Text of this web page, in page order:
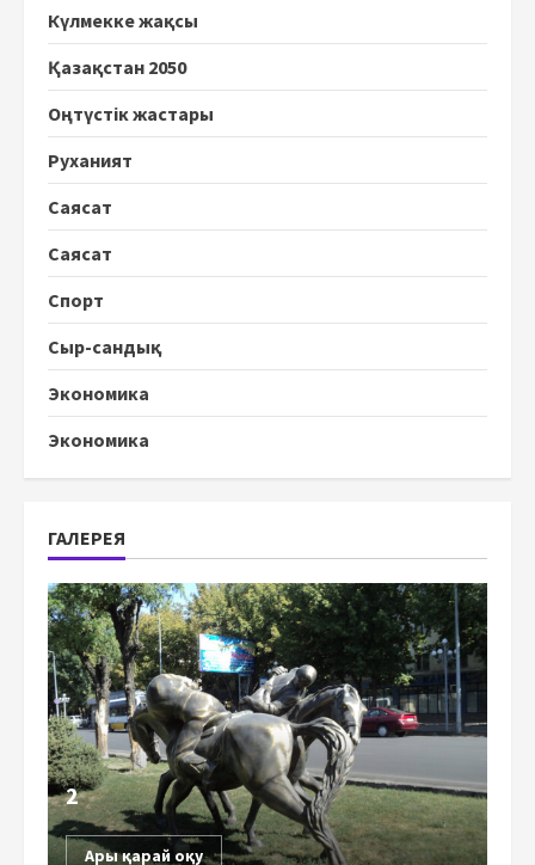
Күлмекке жақсы
Қазақстан 2050
Оңтүстік жастары
Руханият
Саясат
Саясат
Спорт
Сыр-сандық
Экономика
Экономика
ГАЛЕРЕЯ
2
Ары қарай оқу